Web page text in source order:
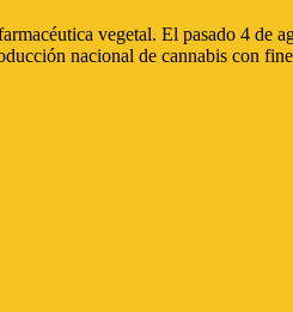
vegetal. El pasado 4 de
nacional de cannabis con